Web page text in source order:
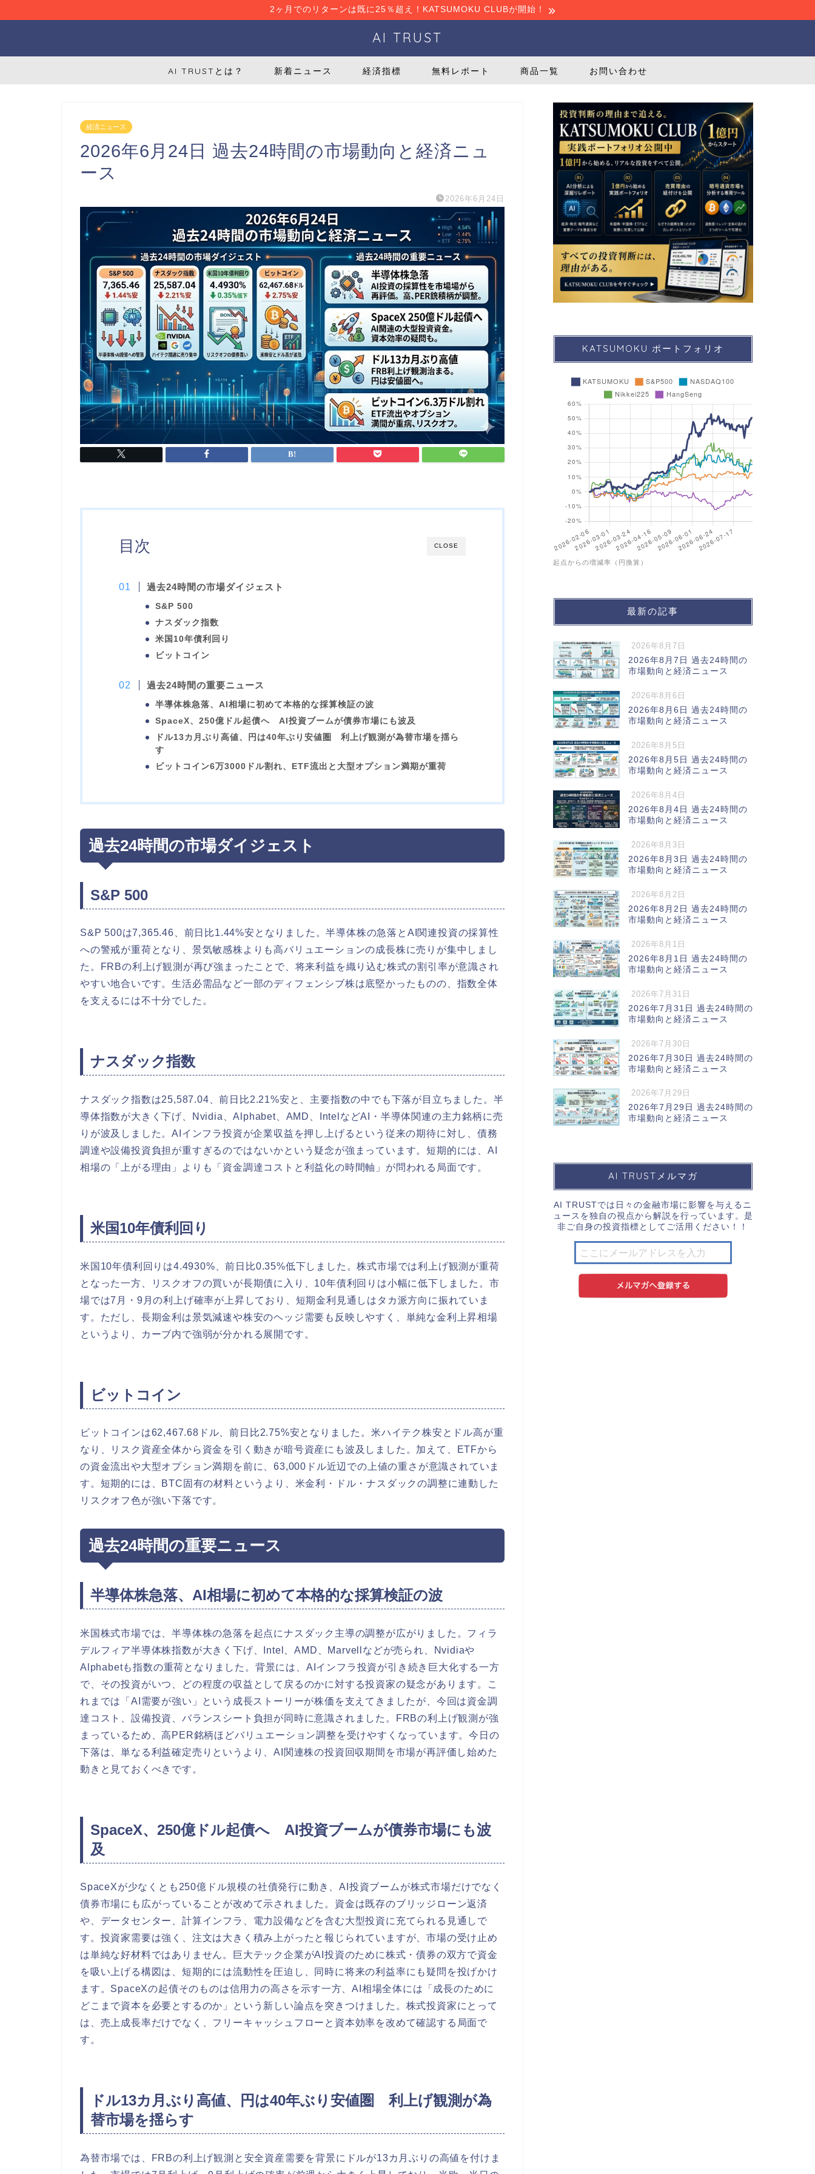
2ヶ月でのリターンは既に25％超え！KATSUMOKU CLUBが開始！
AI TRUST
AI TRUSTとは？ 新着ニュース 経済指標 無料レポート 商品一覧 お問い合わせ
経済ニュース
2026年6月24日 過去24時間の市場動向と経済ニュ
ース
2026年6月24日
CLOSE
目次
過去24時間の市場ダイジェスト
S&P 500
ナスダック指数
米国10年債利回り
ビットコイン
過去24時間の重要ニュース
半導体株急落、AI相場に初めて本格的な採算検証の波
SpaceX、250億ドル起債へ AI投資ブームが債券市場にも波及
ドル13カ月ぶり高値、円は40年ぶり安値圏 利上げ観測が為替市場を揺ら
す
ビットコイン6万3000ドル割れ、ETF流出と大型オプション満期が重荷
過去24時間の市場ダイジェスト
S&P 500
S&P 500は7,365.46、前日比1.44%安となりました。半導体株の急落とAI関連投資の採算性
への警戒が重荷となり、景気敏感株よりも高バリュエーションの成長株に売りが集中しまし
た。FRBの利上げ観測が再び強まったことで、将来利益を織り込む株式の割引率が意識され
やすい地合いです。生活必需品など一部のディフェンシブ株は底堅かったものの、指数全体
を支えるには不十分でした。
ナスダック指数
ナスダック指数は25,587.04、前日比2.21%安と、主要指数の中でも下落が目立ちました。半
導体指数が大きく下げ、Nvidia、Alphabet、AMD、IntelなどAI・半導体関連の主力銘柄に売
りが波及しました。AIインフラ投資が企業収益を押し上げるという従来の期待に対し、債務
調達や設備投資負担が重すぎるのではないかという疑念が強まっています。短期的には、AI
相場の「上がる理由」よりも「資金調達コストと利益化の時間軸」が問われる局面です。
米国10年債利回り
米国10年債利回りは4.4930%、前日比0.35%低下しました。株式市場では利上げ観測が重荷
となった一方、リスクオフの買いが長期債に入り、10年債利回りは小幅に低下しました。市
場では7月・9月の利上げ確率が上昇しており、短期金利見通しはタカ派方向に振れていま
す。ただし、長期金利は景気減速や株安のヘッジ需要も反映しやすく、単純な金利上昇相場
というより、カーブ内で強弱が分かれる展開です。
ビットコイン
ビットコインは62,467.68ドル、前日比2.75%安となりました。米ハイテク株安とドル高が重
なり、リスク資産全体から資金を引く動きが暗号資産にも波及しました。加えて、ETFから
の資金流出や大型オプション満期を前に、63,000ドル近辺での上値の重さが意識されていま
す。短期的には、BTC固有の材料というより、米金利・ドル・ナスダックの調整に連動した
リスクオフ色が強い下落です。
過去24時間の重要ニュース
半導体株急落、AI相場に初めて本格的な採算検証の波
米国株式市場では、半導体株の急落を起点にナスダック主導の調整が広がりました。フィラ
デルフィア半導体株指数が大きく下げ、Intel、AMD、Marvellなどが売られ、Nvidiaや
Alphabetも指数の重荷となりました。背景には、AIインフラ投資が引き続き巨大化する一方
で、その投資がいつ、どの程度の収益として戻るのかに対する投資家の疑念があります。こ
れまでは「AI需要が強い」という成長ストーリーが株価を支えてきましたが、今回は資金調
達コスト、設備投資、バランスシート負担が同時に意識されました。FRBの利上げ観測が強
まっているため、高PER銘柄ほどバリュエーション調整を受けやすくなっています。今日の
下落は、単なる利益確定売りというより、AI関連株の投資回収期間を市場が再評価し始めた
動きと見ておくべきです。
SpaceX、250億ドル起債へ AI投資ブームが債券市場にも波
及
SpaceXが少なくとも250億ドル規模の社債発行に動き、AI投資ブームが株式市場だけでなく
債券市場にも広がっていることが改めて示されました。資金は既存のブリッジローン返済
や、データセンター、計算インフラ、電力設備などを含む大型投資に充てられる見通しで
す。投資家需要は強く、注文は大きく積み上がったと報じられていますが、市場の受け止め
は単純な好材料ではありません。巨大テック企業がAI投資のために株式・債券の双方で資金
を吸い上げる構図は、短期的には流動性を圧迫し、同時に将来の利益率にも疑問を投げかけ
ます。SpaceXの起債そのものは信用力の高さを示す一方、AI相場全体には「成長のために
どこまで資本を必要とするのか」という新しい論点を突きつけました。株式投資家にとって
は、売上成長率だけでなく、フリーキャッシュフローと資本効率を改めて確認する局面で
す。
ドル13カ月ぶり高値、円は40年ぶり安値圏 利上げ観測が為
替市場を揺らす
為替市場では、FRBの利上げ観測と安全資産需要を背景にドルが13カ月ぶりの高値を付けま
KATSUMOKU ポートフォリオ
起点からの増減率（円換算）
最新の記事
2026年8月7日
2026年8月7日 過去24時間の
市場動向と経済ニュース
2026年8月6日
2026年8月6日 過去24時間の
市場動向と経済ニュース
2026年8月5日
2026年8月5日 過去24時間の
市場動向と経済ニュース
2026年8月4日
2026年8月4日 過去24時間の
市場動向と経済ニュース
2026年8月3日
2026年8月3日 過去24時間の
市場動向と経済ニュース
2026年8月2日
2026年8月2日 過去24時間の
市場動向と経済ニュース
2026年8月1日
2026年8月1日 過去24時間の
市場動向と経済ニュース
2026年7月31日
2026年7月31日 過去24時間の
市場動向と経済ニュース
2026年7月30日
2026年7月30日 過去24時間の
市場動向と経済ニュース
2026年7月29日
2026年7月29日 過去24時間の
市場動向と経済ニュース
AI TRUSTメルマガ
AI TRUSTでは日々の金融市場に影響を与えるニ
ュースを独自の視点から解説を行っています。是
非ご自身の投資指標としてご活用ください！！